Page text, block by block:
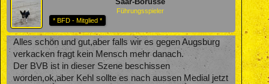
Führungsspieler
* BFD - Mitglied *
Alles schön und gut,aber falls wir es gegen Augsburg
verkacken fragt kein Mensch mehr danach.
Der BVB ist in dieser Szene beschissen
worden,ok,aber Kehl sollte es nach aussen Medial jetzt